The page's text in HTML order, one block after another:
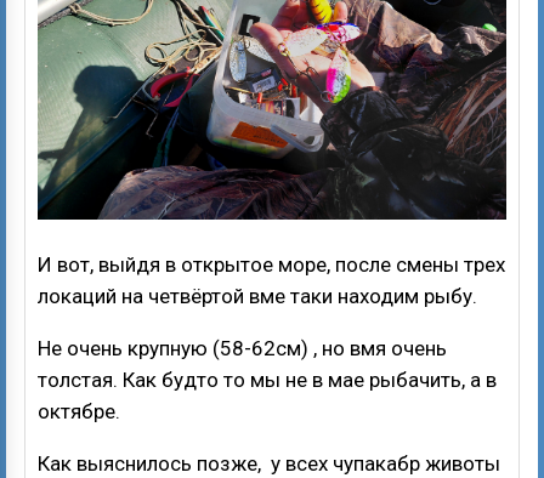
И вот, выйдя в открытое море, после смены трех
локаций на четвёртой вме таки находим рыбу.
Не очень крупную (58-62см) , но вмя очень
толстая. Как будто то мы не в мае рыбачить, а в
октябре.
Как выяснилось позже, у всех чупакабр животы